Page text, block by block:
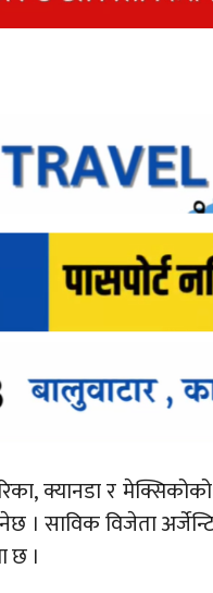
क्यानडा र
साविक विजेता
छ ।